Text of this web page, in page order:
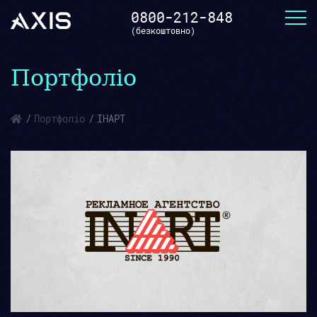
0800-212-848
(безкоштовно)
Портфоліо
Портфоліо ІНАРТ